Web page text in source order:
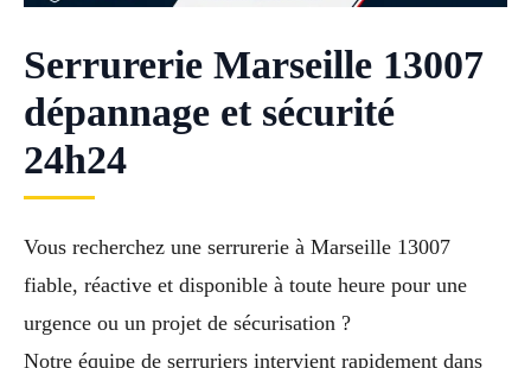
Serrurerie Marseille 13007
dépannage et sécurité
24h24
Vous recherchez une serrurerie à Marseille 13007
fiable, réactive et disponible à toute heure pour une
urgence ou un projet de sécurisation ?
Notre équipe de serruriers intervient rapidement dans